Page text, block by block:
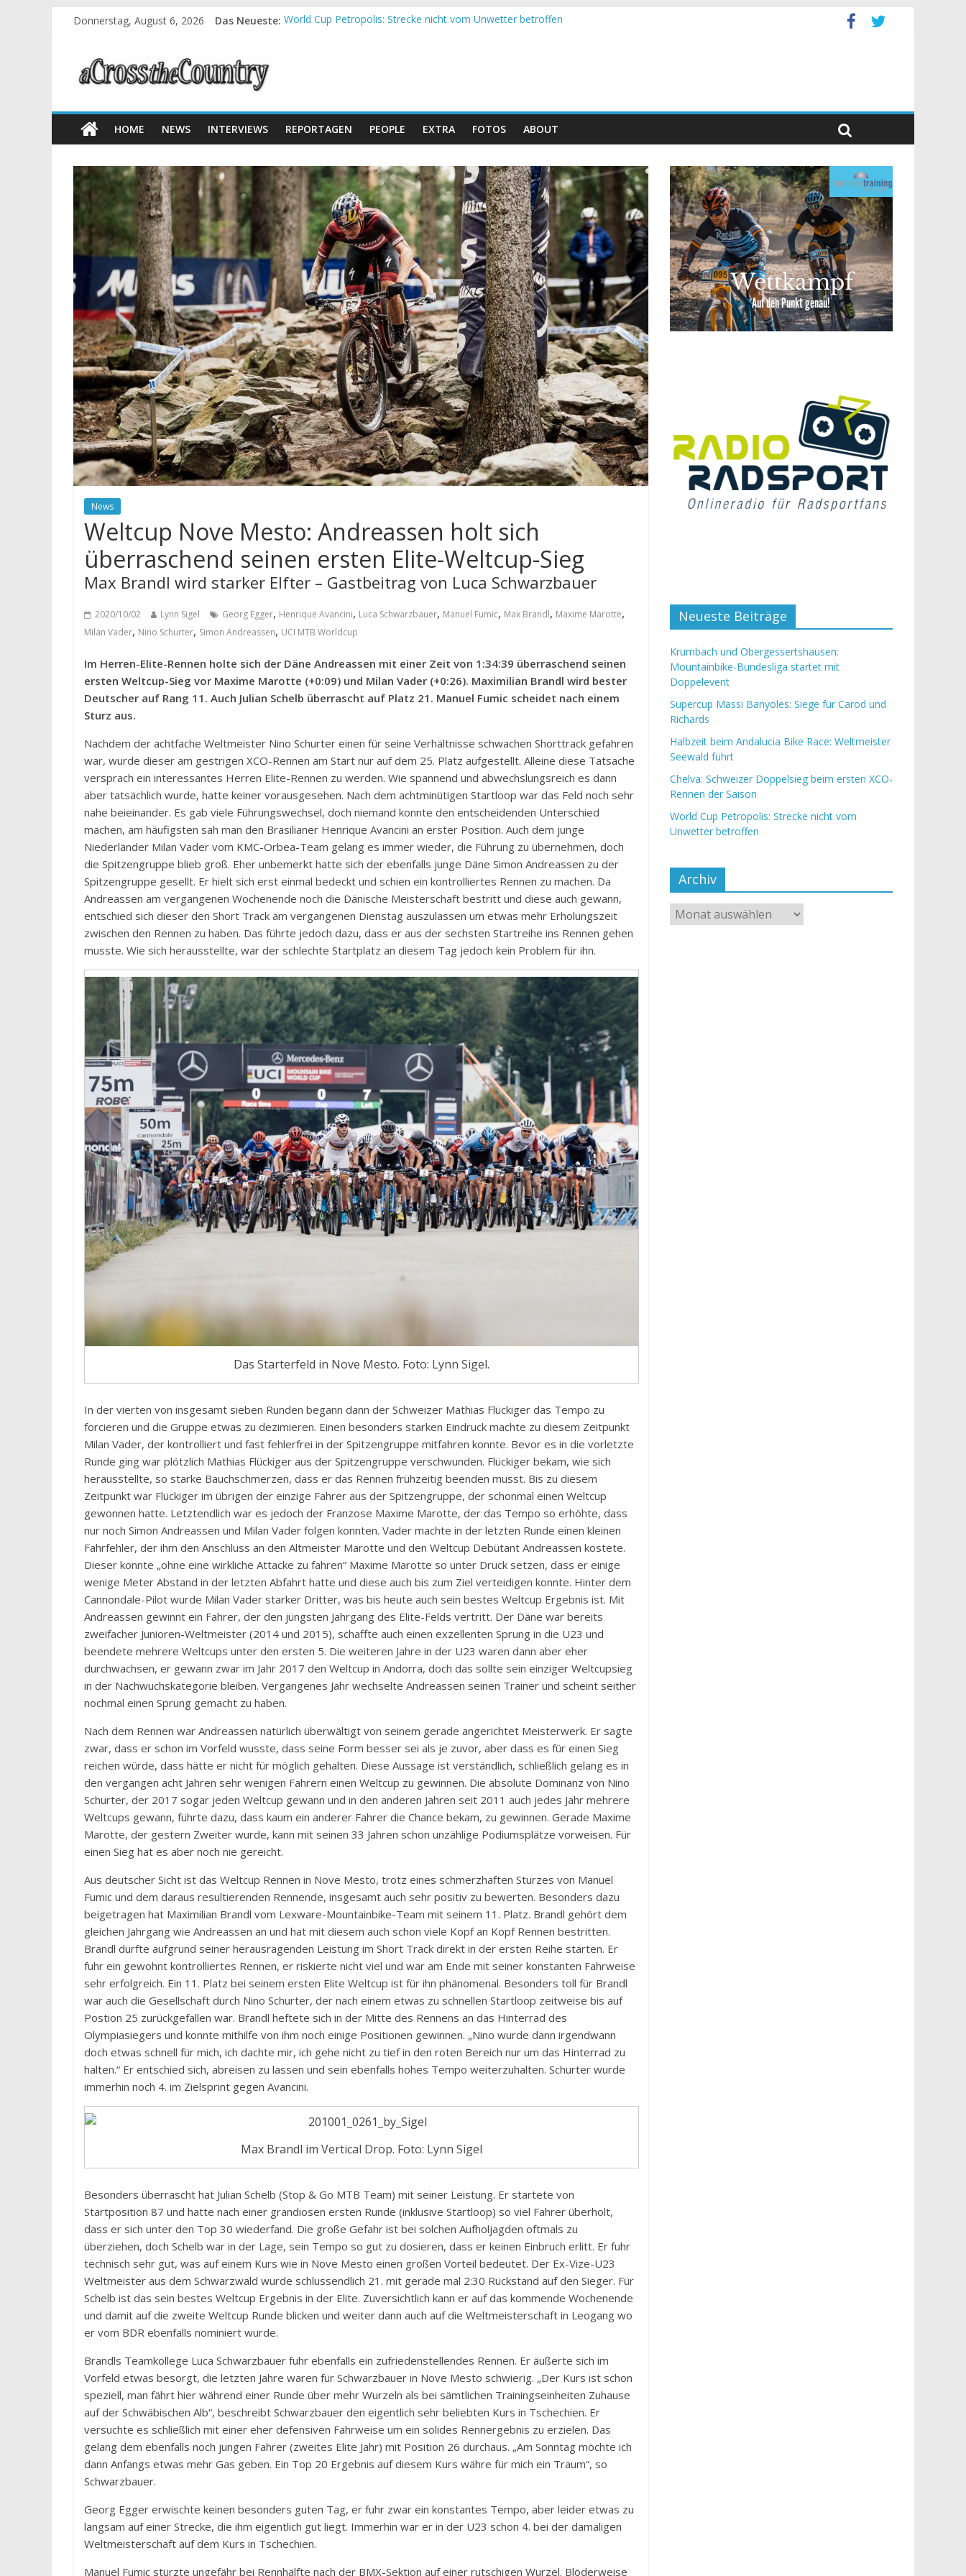
Donnerstag, August 6, 2026 Das Neueste: World Cup Petropolis: Strecke nicht vom Unwetter betroffen
HOME NEWS INTERVIEWS REPORTAGEN PEOPLE EXTRA FOTOS ABOUT
News
Weltcup Nove Mesto: Andreassen holt sich
überraschend seinen ersten Elite-Weltcup-Sieg
Max Brandl wird starker Elfter – Gastbeitrag von Luca Schwarzbauer
2020/10/02 Lynn Sigel Georg Egger, Henrique Avancini, Luca Schwarzbauer, Manuel Fumic, Max Brandl, Maxime Marotte,
Milan Vader, Nino Schurter, Simon Andreassen, UCI MTB Worldcup
Im Herren-Elite-Rennen holte sich der Däne Andreassen mit einer Zeit von 1:34:39 überraschend seinen
ersten Weltcup-Sieg vor Maxime Marotte (+0:09) und Milan Vader (+0:26). Maximilian Brandl wird bester
Deutscher auf Rang 11. Auch Julian Schelb überrascht auf Platz 21. Manuel Fumic scheidet nach einem
Sturz aus.
Nachdem der achtfache Weltmeister Nino Schurter einen für seine Verhältnisse schwachen Shorttrack gefahren
war, wurde dieser am gestrigen XCO-Rennen am Start nur auf dem 25. Platz aufgestellt. Alleine diese Tatsache
versprach ein interessantes Herren Elite-Rennen zu werden. Wie spannend und abwechslungsreich es dann
aber tatsächlich wurde, hatte keiner vorausgesehen. Nach dem achtminütigen Startloop war das Feld noch sehr
nahe beieinander. Es gab viele Führungswechsel, doch niemand konnte den entscheidenden Unterschied
machen, am häufigsten sah man den Brasilianer Henrique Avancini an erster Position. Auch dem junge
Niederländer Milan Vader vom KMC-Orbea-Team gelang es immer wieder, die Führung zu übernehmen, doch
die Spitzengruppe blieb groß. Eher unbemerkt hatte sich der ebenfalls junge Däne Simon Andreassen zu der
Spitzengruppe gesellt. Er hielt sich erst einmal bedeckt und schien ein kontrolliertes Rennen zu machen. Da
Andreassen am vergangenen Wochenende noch die Dänische Meisterschaft bestritt und diese auch gewann,
entschied sich dieser den Short Track am vergangenen Dienstag auszulassen um etwas mehr Erholungszeit
zwischen den Rennen zu haben. Das führte jedoch dazu, dass er aus der sechsten Startreihe ins Rennen gehen
musste. Wie sich herausstellte, war der schlechte Startplatz an diesem Tag jedoch kein Problem für ihn.
Das Starterfeld in Nove Mesto. Foto: Lynn Sigel.
In der vierten von insgesamt sieben Runden begann dann der Schweizer Mathias Flückiger das Tempo zu
forcieren und die Gruppe etwas zu dezimieren. Einen besonders starken Eindruck machte zu diesem Zeitpunkt
Milan Vader, der kontrolliert und fast fehlerfrei in der Spitzengruppe mitfahren konnte. Bevor es in die vorletzte
Runde ging war plötzlich Mathias Flückiger aus der Spitzengruppe verschwunden. Flückiger bekam, wie sich
herausstellte, so starke Bauchschmerzen, dass er das Rennen frühzeitig beenden musst. Bis zu diesem
Zeitpunkt war Flückiger im übrigen der einzige Fahrer aus der Spitzengruppe, der schonmal einen Weltcup
gewonnen hatte. Letztendlich war es jedoch der Franzose Maxime Marotte, der das Tempo so erhöhte, dass
nur noch Simon Andreassen und Milan Vader folgen konnten. Vader machte in der letzten Runde einen kleinen
Fahrfehler, der ihm den Anschluss an den Altmeister Marotte und den Weltcup Debütant Andreassen kostete.
Dieser konnte „ohne eine wirkliche Attacke zu fahren“ Maxime Marotte so unter Druck setzen, dass er einige
wenige Meter Abstand in der letzten Abfahrt hatte und diese auch bis zum Ziel verteidigen konnte. Hinter dem
Cannondale-Pilot wurde Milan Vader starker Dritter, was bis heute auch sein bestes Weltcup Ergebnis ist. Mit
Andreassen gewinnt ein Fahrer, der den jüngsten Jahrgang des Elite-Felds vertritt. Der Däne war bereits
zweifacher Junioren-Weltmeister (2014 und 2015), schaffte auch einen exzellenten Sprung in die U23 und
beendete mehrere Weltcups unter den ersten 5. Die weiteren Jahre in der U23 waren dann aber eher
durchwachsen, er gewann zwar im Jahr 2017 den Weltcup in Andorra, doch das sollte sein einziger Weltcupsieg
in der Nachwuchskategorie bleiben. Vergangenes Jahr wechselte Andreassen seinen Trainer und scheint seither
nochmal einen Sprung gemacht zu haben.
Nach dem Rennen war Andreassen natürlich überwältigt von seinem gerade angerichtet Meisterwerk. Er sagte
zwar, dass er schon im Vorfeld wusste, dass seine Form besser sei als je zuvor, aber dass es für einen Sieg
reichen würde, dass hätte er nicht für möglich gehalten. Diese Aussage ist verständlich, schließlich gelang es in
den vergangen acht Jahren sehr wenigen Fahrern einen Weltcup zu gewinnen. Die absolute Dominanz von Nino
Schurter, der 2017 sogar jeden Weltcup gewann und in den anderen Jahren seit 2011 auch jedes Jahr mehrere
Weltcups gewann, führte dazu, dass kaum ein anderer Fahrer die Chance bekam, zu gewinnen. Gerade Maxime
Marotte, der gestern Zweiter wurde, kann mit seinen 33 Jahren schon unzählige Podiumsplätze vorweisen. Für
einen Sieg hat es aber noch nie gereicht.
Aus deutscher Sicht ist das Weltcup Rennen in Nove Mesto, trotz eines schmerzhaften Sturzes von Manuel
Fumic und dem daraus resultierenden Rennende, insgesamt auch sehr positiv zu bewerten. Besonders dazu
beigetragen hat Maximilian Brandl vom Lexware-Mountainbike-Team mit seinem 11. Platz. Brandl gehört dem
gleichen Jahrgang wie Andreassen an und hat mit diesem auch schon viele Kopf an Kopf Rennen bestritten.
Brandl durfte aufgrund seiner herausragenden Leistung im Short Track direkt in der ersten Reihe starten. Er
fuhr ein gewohnt kontrolliertes Rennen, er riskierte nicht viel und war am Ende mit seiner konstanten Fahrweise
sehr erfolgreich. Ein 11. Platz bei seinem ersten Elite Weltcup ist für ihn phänomenal. Besonders toll für Brandl
war auch die Gesellschaft durch Nino Schurter, der nach einem etwas zu schnellen Startloop zeitweise bis auf
Postion 25 zurückgefallen war. Brandl heftete sich in der Mitte des Rennens an das Hinterrad des
Olympiasiegers und konnte mithilfe von ihm noch einige Positionen gewinnen. „Nino wurde dann irgendwann
doch etwas schnell für mich, ich dachte mir, ich gehe nicht zu tief in den roten Bereich nur um das Hinterrad zu
halten.“ Er entschied sich, abreisen zu lassen und sein ebenfalls hohes Tempo weiterzuhalten. Schurter wurde
immerhin noch 4. im Zielsprint gegen Avancini.
Max Brandl im Vertical Drop. Foto: Lynn Sigel
Besonders überrascht hat Julian Schelb (Stop & Go MTB Team) mit seiner Leistung. Er startete von
Startposition 87 und hatte nach einer grandiosen ersten Runde (inklusive Startloop) so viel Fahrer überholt,
dass er sich unter den Top 30 wiederfand. Die große Gefahr ist bei solchen Aufholjagden oftmals zu
überziehen, doch Schelb war in der Lage, sein Tempo so gut zu dosieren, dass er keinen Einbruch erlitt. Er fuhr
technisch sehr gut, was auf einem Kurs wie in Nove Mesto einen großen Vorteil bedeutet. Der Ex-Vize-U23
Weltmeister aus dem Schwarzwald wurde schlussendlich 21. mit gerade mal 2:30 Rückstand auf den Sieger. Für
Schelb ist das sein bestes Weltcup Ergebnis in der Elite. Zuversichtlich kann er auf das kommende Wochenende
und damit auf die zweite Weltcup Runde blicken und weiter dann auch auf die Weltmeisterschaft in Leogang wo
er vom BDR ebenfalls nominiert wurde.
Brandls Teamkollege Luca Schwarzbauer fuhr ebenfalls ein zufriedenstellendes Rennen. Er äußerte sich im
Vorfeld etwas besorgt, die letzten Jahre waren für Schwarzbauer in Nove Mesto schwierig. „Der Kurs ist schon
speziell, man fährt hier während einer Runde über mehr Wurzeln als bei sämtlichen Trainingseinheiten Zuhause
auf der Schwäbischen Alb“, beschreibt Schwarzbauer den eigentlich sehr beliebten Kurs in Tschechien. Er
versuchte es schließlich mit einer eher defensiven Fahrweise um ein solides Rennergebnis zu erzielen. Das
gelang dem ebenfalls noch jungen Fahrer (zweites Elite Jahr) mit Position 26 durchaus. „Am Sonntag möchte ich
dann Anfangs etwas mehr Gas geben. Ein Top 20 Ergebnis auf diesem Kurs währe für mich ein Traum“, so
Schwarzbauer.
Georg Egger erwischte keinen besonders guten Tag, er fuhr zwar ein konstantes Tempo, aber leider etwas zu
langsam auf einer Strecke, die ihm eigentlich gut liegt. Immerhin war er in der U23 schon 4. bei der damaligen
Weltmeisterschaft auf dem Kurs in Tschechien.
Manuel Fumic stürzte ungefähr bei Rennhälfte nach der BMX-Sektion auf einer rutschigen Wurzel. Blöderweise
Neueste Beiträge
Krumbach und Obergessertshausen:
Mountainbike-Bundesliga startet mit
Doppelevent
Supercup Massi Banyoles: Siege für Carod und
Richards
Halbzeit beim Andalucia Bike Race: Weltmeister
Seewald führt
Chelva: Schweizer Doppelsieg beim ersten XCO-
Rennen der Saison
World Cup Petropolis: Strecke nicht vom
Unwetter betroffen
Archiv